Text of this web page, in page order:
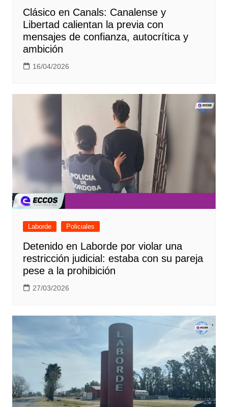
Clásico en Canals: Canalense y
Libertad calientan la previa con
mensajes de confianza, autocrítica y
ambición
16/04/2026
Laborde Policiales
Detenido en Laborde por violar una
restricción judicial: estaba con su pareja
pese a la prohibición
27/03/2026